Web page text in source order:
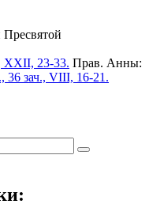
XXII, 23-33. Прав. Анны:
36 зач., VIII, 16-21.